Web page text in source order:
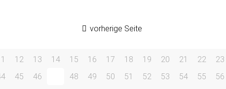
vorherige Seite
12 13 14 15 16 17 18 19 20 21 22 23
45 46 48 49 50 51 52 53 54 55 56